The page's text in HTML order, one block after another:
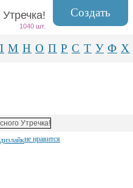
Создать
1040 шт.
М Н О П Р С Т У Ф Х
не нравится